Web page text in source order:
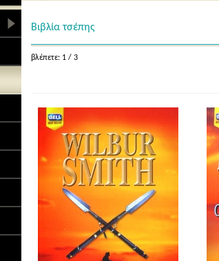
Βιβλία τσέπης
βλέπετε: 1 / 3